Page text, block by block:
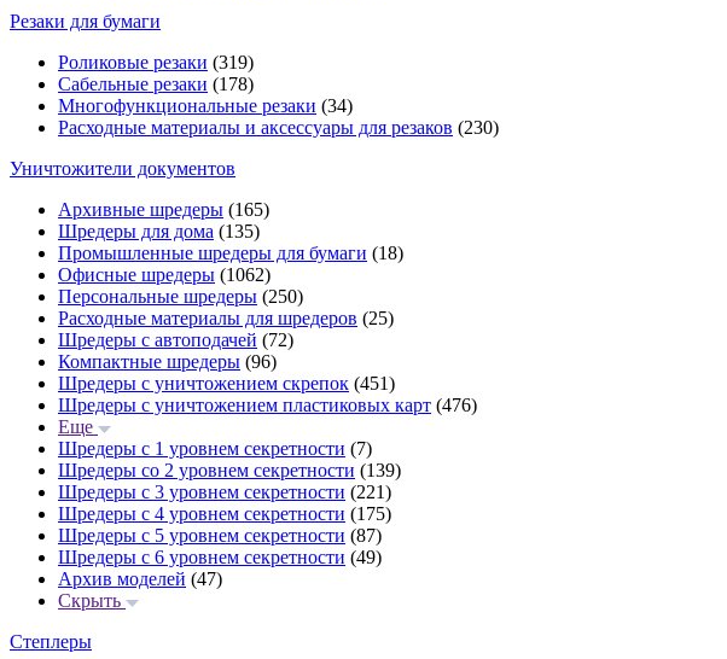
Резаки для бумаги
Роликовые резаки (319)
Сабельные резаки (178)
Многофункциональные резаки (34)
Расходные материалы и аксессуары для резаков (230)
Уничтожители документов
Архивные шредеры (165)
Шредеры для дома (135)
Промышленные шредеры для бумаги (18)
Офисные шредеры (1062)
Персональные шредеры (250)
Расходные материалы для шредеров (25)
Шредеры с автоподачей (72)
Компактные шредеры (96)
Шредеры с уничтожением скрепок (451)
Шредеры с уничтожением пластиковых карт (476)
Еще
Шредеры с 1 уровнем секретности (7)
Шредеры со 2 уровнем секретности (139)
Шредеры с 3 уровнем секретности (221)
Шредеры с 4 уровнем секретности (175)
Шредеры с 5 уровнем секретности (87)
Шредеры с 6 уровнем секретности (49)
Архив моделей (47)
Скрыть
Степлеры